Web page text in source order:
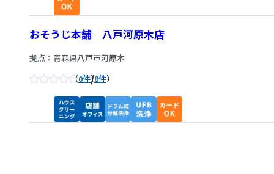
おそうじ本舗 八戸河原木店
拠点：青森県八戸市河原木
0件/8件